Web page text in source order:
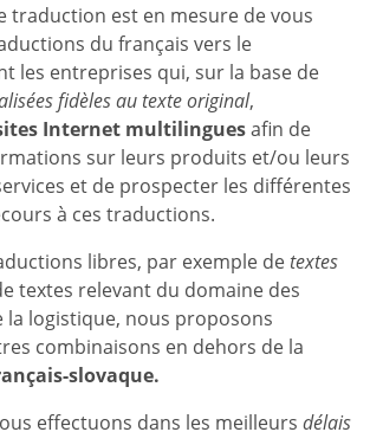
traduction est en mesure de vous
du français vers le
les entreprises qui, sur la base de
fidèles au texte original,
Internet multilinguesafin de
sur leurs produits et/ou leurs
et de prospecter les différentes
à ces traductions.
libres, par exemple detextes
textes relevant du domaine des
logistique, nous proposons
combinaisons en dehors de la
slovaque.
effectuons dans les meilleurs délais